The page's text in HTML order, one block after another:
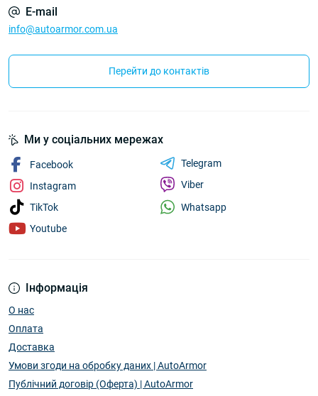
E-mail
info@autoarmor.com.ua
Перейти до контактів
Інформація
О нас
Оплата
Доставка
Умови згоди на обробку даних | AutoArmor
Публічний договір (Оферта) | AutoArmor
Ми у соціальних мережах
Facebook
Instagram
TikTok
Youtube
Telegram
Viber
Whatsapp